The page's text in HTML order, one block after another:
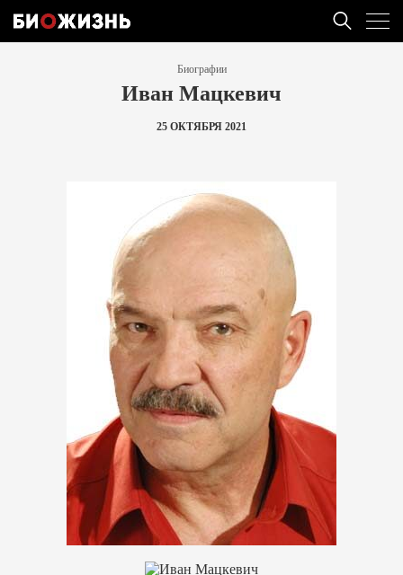
Биографии
Иван Мацкевич
25 ОКТЯБРЯ 2021